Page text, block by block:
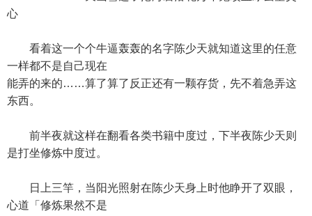
心
看着这一个个牛逼轰轰的名字陈少天就知道这里的任意
一样都不是自己现在
能弄的来的……算了算了反正还有一颗存货，先不着急弄这
东西。
前半夜就这样在翻看各类书籍中度过，下半夜陈少天则
是打坐修炼中度过。
日上三竿，当阳光照射在陈少天身上时他睁开了双眼，
心道「修炼果然不是